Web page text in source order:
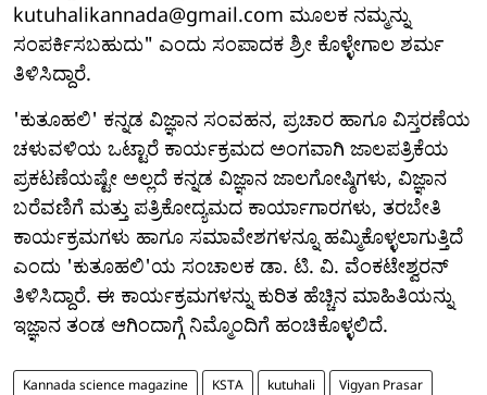
kutuhalikannada@gmail.com ಮೂಲಕ ನಮ್ಮನ್ನು
ಸಂಪರ್ಕಿಸಬಹುದು" ಎಂದು ಸಂಪಾದಕ ಶ್ರೀ ಕೊಳ್ಳೇಗಾಲ ಶರ್ಮ
ತಿಳಿಸಿದ್ದಾರೆ.
'ಕುತೂಹಲಿ' ಕನ್ನಡ ವಿಜ್ಞಾನ ಸಂವಹನ, ಪ್ರಚಾರ ಹಾಗೂ ವಿಸ್ತರಣೆಯ
ಚಳುವಳಿಯ ಒಟ್ಟಾರೆ ಕಾರ್ಯಕ್ರಮದ ಅಂಗವಾಗಿ ಜಾಲಪತ್ರಿಕೆಯ
ಪ್ರಕಟಣೆಯಷ್ಟೇ ಅಲ್ಲದೆ ಕನ್ನಡ ವಿಜ್ಞಾನ ಜಾಲಗೋಷ್ಠಿಗಳು, ವಿಜ್ಞಾನ
ಬರೆವಣಿಗೆ ಮತ್ತು ಪತ್ರಿಕೋದ್ಯಮದ ಕಾರ್ಯಾಗಾರಗಳು, ತರಬೇತಿ
ಕಾರ್ಯಕ್ರಮಗಳು ಹಾಗೂ ಸಮಾವೇಶಗಳನ್ನೂ ಹಮ್ಮಿಕೊಳ್ಳಲಾಗುತ್ತಿದೆ
ಎಂದು 'ಕುತೂಹಲಿ'ಯ ಸಂಚಾಲಕ ಡಾ. ಟಿ. ವಿ. ವೆಂಕಟೇಶ್ವರನ್
ತಿಳಿಸಿದ್ದಾರೆ. ಈ ಕಾರ್ಯಕ್ರಮಗಳನ್ನು ಕುರಿತ ಹೆಚ್ಚಿನ ಮಾಹಿತಿಯನ್ನು
ಇಜ್ಞಾನ ತಂಡ ಆಗಿಂದಾಗ್ಗೆ ನಿಮ್ಮೊಂದಿಗೆ ಹಂಚಿಕೊಳ್ಳಲಿದೆ.
Kannada science magazine KSTA kutuhali Vigyan Prasar